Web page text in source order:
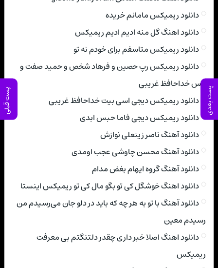
پست بعدی پست قبلی
دانلود ریمیکس مامانم خریده
دانلود اهنگ گل منه ادیم ادیم ریمیکس
دانلود ریمیکس متاسفم برای خودم نه تو
دانلود ریمیکس رپ حصین و فرهاد شخص و حمید صفت و
یاس خداحافظ غریبی
دانلود ریمیکس دیجی اسی بیت خداحافظ غریبی
دانلود ریمیکس دیجی فاما حبس ابدی
دانلود آهنگ ناصر زینعلی نوازش
دانلود آهنگ محسن چاوشی عجب اومدی
دانلود آهنگ گروه ایهام بغض مدام
دانلود اهنگ خوشگل کی تو بگو مال کی تو ریمیکس اینستا
دانلود آهنگ با تو به هر چه که باید در دلو جان می‌رسیدم من
رسیدم معین
دانلود اهنگ اصلا خبر داری چقدر دلتنگتم بی معرفت
ریمیکس